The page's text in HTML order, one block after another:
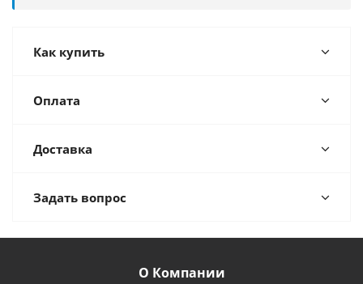
Как купить
Оплата
Доставка
Задать вопрос
О Компании